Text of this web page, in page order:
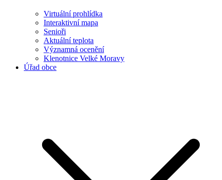
Virtuální prohlídka
Interaktivní mapa
Senioři
Aktuální teplota
Významná ocenění
Klenotnice Velké Moravy
Úřad obce